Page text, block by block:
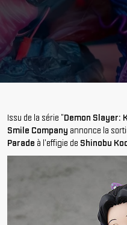
Issu de la série "Demon Slayer:
Smile Company annonce la
Parade à l'effigie de Shinobu